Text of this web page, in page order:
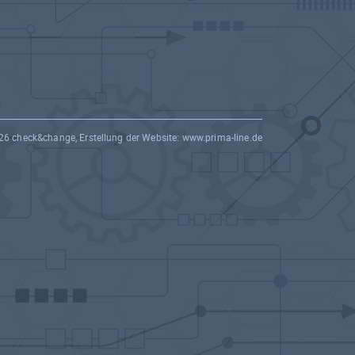
check&change, Erstellung der Website: www.prima-line.de